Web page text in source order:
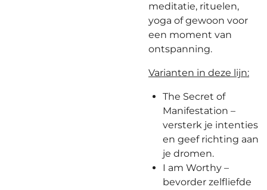
meditatie, rituelen,
yoga of gewoon voor
een moment van
ontspanning.
Varianten in deze lijn:
The Secret of
Manifestation –
versterk je intenties
en geef richting aan
je dromen.
I am Worthy –
bevorder zelfliefde